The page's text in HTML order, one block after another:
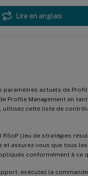
Lire en anglais
paramètres actuels de
Profile Management en
utilisez cette liste de
(Jeu de stratégies
et assurez-vous que tous
conformément à ce
exécutez la commande